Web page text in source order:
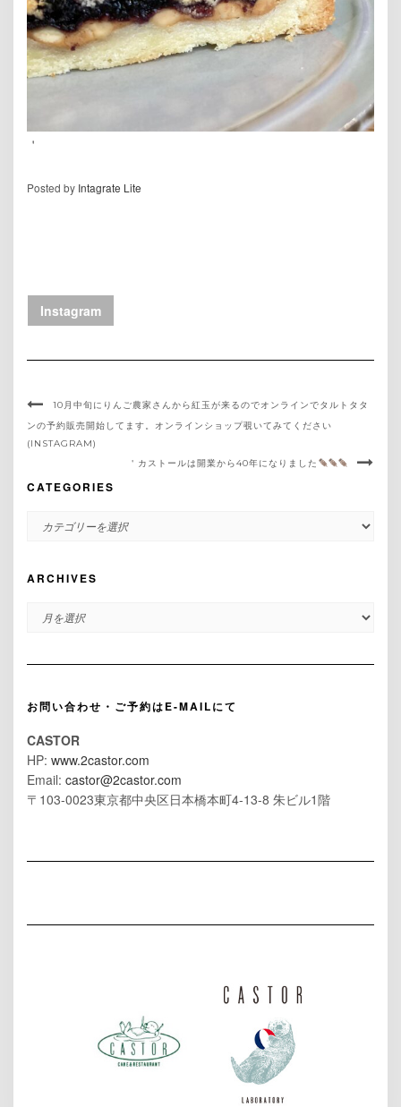
＇
Posted by Intagrate Lite
Instagram
10月中旬にりんご農家さんから紅玉が来るのでオンラインでタルトタタ
ンの予約販売開始してます。オンラインショップ覗いてみてください
(INSTAGRAM)
＇カストールは開業から40年になりました
CATEGORIES
CATEGORIES
ARCHIVES
ARCHIVES
お問い合わせ・ご予約はE-MAILにて
CASTOR
HP: www.2castor.com
Email: castor@2castor.com
〒103-0023東京都中央区日本橋本町4-13-8 朱ビル1階